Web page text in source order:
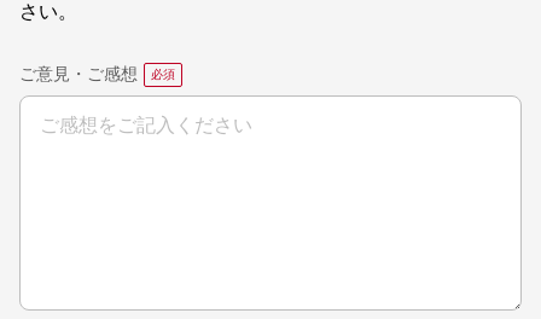
さい。
ご意見・ご感想